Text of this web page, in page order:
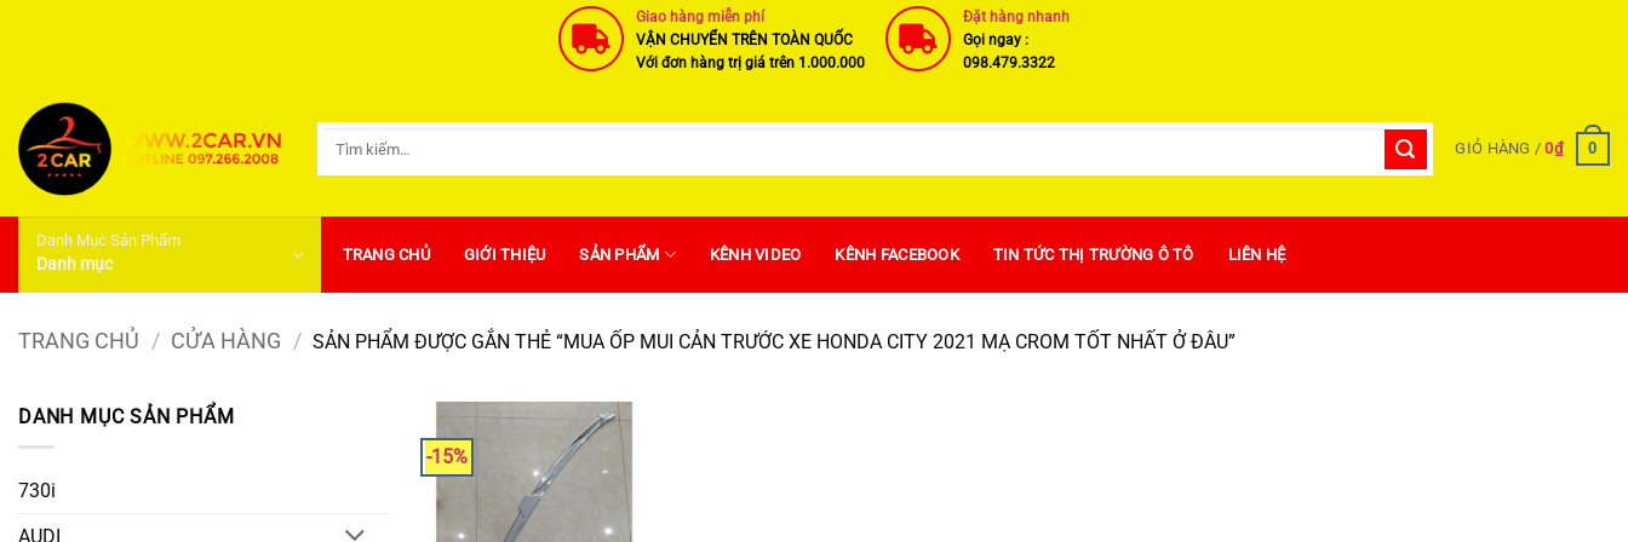
dung
Giao hàng miễn phí
VẬN CHUYỂN TRÊN TOÀN QUỐC
Với đơn hàng trị giá trên 1.000.000
Đặt hàng nhanh
Gọi ngay :
098.479.3322
GIỎ HÀNG /0₫ 0
Danh Mục Sản Phẩm
Danh mục TRANG CHỦ GIỚI THIỆU SẢN PHẨM KÊNH VIDEO KÊNH FACEBOOK TIN TỨC THỊ TRƯỜNG Ô TÔ LIÊN HỆ
TRANG CHỦ / CỬA HÀNG / SẢN PHẨM ĐƯỢC GẮN THẺ “MUA ỐP MUI CẢN TRƯỚC XE HONDA CITY 2021 MẠ CROM TỐT NHẤT Ở ĐÂU”
DANH MỤC SẢN PHẨM
730i
AUDI
-15%